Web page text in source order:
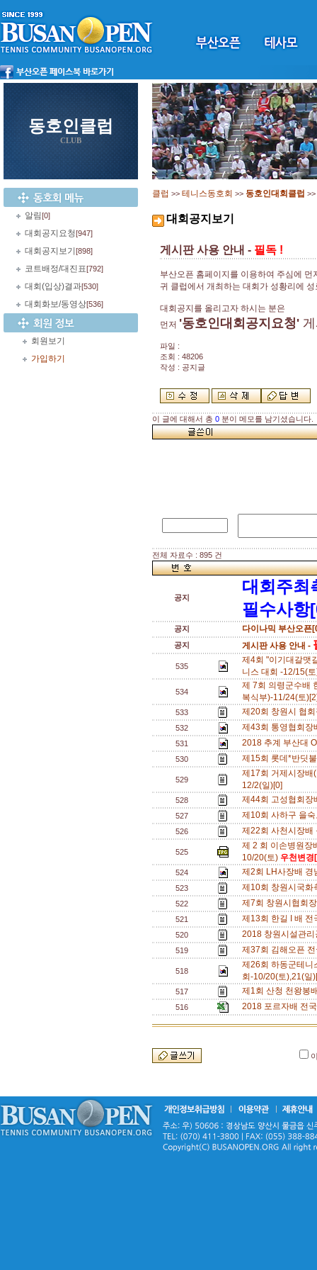
동호인클럽
CLUB
알림[0]
대회공지요청[947]
대회공지보기 [898]
코트배정/대진표[792]
대회(입상)결과[530]
대회화보/동영상[536]
회원보기
가입하기
클럽 >> 테니스동호회 >> 동호인대회클럽 >>
대회공지보기
게시판 사용 안내 - 필독 !
부산오픈 홈페이지를 이용하여 주심에 먼
귀 클럽에서 개최하는 대회가 성황리에
대회공지를 올리고자 하시는 분은
먼저 '동호인대회공지요청'
파일 :
조회 : 48206
작성 : 공지글
이 글에 대해서 총 0 분이 메모를 남기셨습니다.
전체 자료수 : 895 건
공지
대회주최
필수사항
공지 다이나믹 부산오픈
공지 게시판 사용 안내 -
535
제4회 "이기대갈맷
니스 대회 -12/15(
534
제 7회 의령군수배
복식부)-11/24(토
533 제20회 창원시 협
532 제43회 통영협회
531 2018 추계 부산대
530 제15회 롯데*반딧
529
제17회 거제시장배
12/2(일)[0]
528 제44회 고성협회
527 제10회 사하구 을
526 제22회 사천시장
525
제 2 회 이손병원장
10/20(토) 우천변
524 제2회 LH사장배
523 제10회 창원시국
522 제7회 창원시협회
521 제13회 한길 I 배
520 2018 창원시설관
519 제37회 김해오픈
518
제26회 하동군테니
회-10/20(토),21(
517 제1회 산청 천왕봉
516 2018 포르자배 전